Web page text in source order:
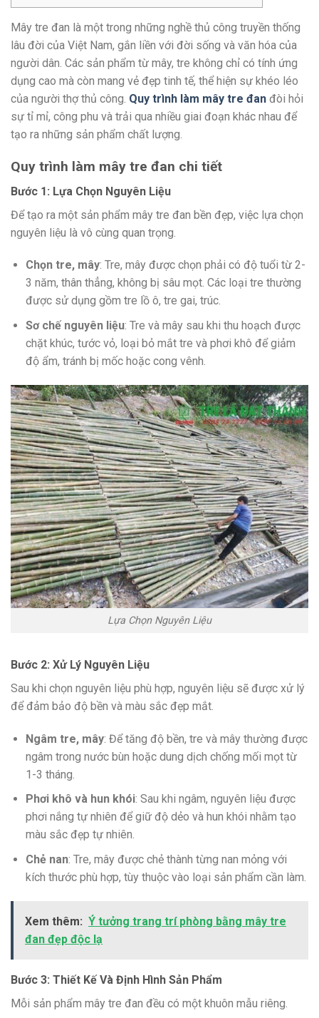
Mây tre đan là một trong những nghề thủ công truyền thống
lâu đời của Việt Nam, gắn liền với đời sống và văn hóa của
người dân. Các sản phẩm từ mây, tre không chỉ có tính ứng
dụng cao mà còn mang vẻ đẹp tinh tế, thể hiện sự khéo léo
của người thợ thủ công. Quy trình làm mây tre đan đòi hỏi
sự tỉ mỉ, công phu và trải qua nhiều giai đoạn khác nhau để
tạo ra những sản phẩm chất lượng.
Quy trình làm mây tre đan chi tiết
Bước 1: Lựa Chọn Nguyên Liệu
Để tạo ra một sản phẩm mây tre đan bền đẹp, việc lựa chọn
nguyên liệu là vô cùng quan trọng.
Chọn tre, mây: Tre, mây được chọn phải có độ tuổi từ 2-
3 năm, thân thẳng, không bị sâu mọt. Các loại tre thường
được sử dụng gồm tre lồ ô, tre gai, trúc.
Sơ chế nguyên liệu: Tre và mây sau khi thu hoạch được
chặt khúc, tước vỏ, loại bỏ mắt tre và phơi khô để giảm
độ ẩm, tránh bị mốc hoặc cong vênh.
Lựa Chọn Nguyên Liệu
Bước 2: Xử Lý Nguyên Liệu
Sau khi chọn nguyên liệu phù hợp, nguyên liệu sẽ được xử lý
để đảm bảo độ bền và màu sắc đẹp mắt.
Ngâm tre, mây: Để tăng độ bền, tre và mây thường được
ngâm trong nước bùn hoặc dung dịch chống mối mọt từ
1-3 tháng.
Phơi khô và hun khói: Sau khi ngâm, nguyên liệu được
phơi nắng tự nhiên để giữ độ dẻo và hun khói nhằm tạo
màu sắc đẹp tự nhiên.
Chẻ nan: Tre, mây được chẻ thành từng nan mỏng với
kích thước phù hợp, tùy thuộc vào loại sản phẩm cần làm.
Xem thêm: Ý tưởng trang trí phòng bằng mây tre
đan đẹp độc lạ
Bước 3: Thiết Kế Và Định Hình Sản Phẩm
Mỗi sản phẩm mây tre đan đều có một khuôn mẫu riêng.